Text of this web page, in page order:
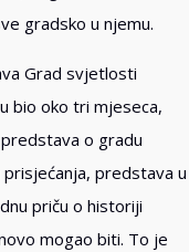
gradsko u njemu.
Grad svjetlosti
bio oko tri mjeseca,
o gradu
predstava u
priču o historiji
mogao biti. To je